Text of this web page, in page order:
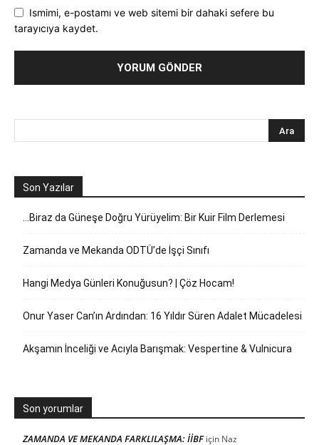
Ismimi, e-postamı ve web sitemi bir dahaki sefere bu
tarayıcıya kaydet.
Son Yazılar
…Biraz da Güneşe Doğru Yürüyelim: Bir Kuir Film Derlemesi
Zamanda ve Mekanda ODTÜ’de İşçi Sınıfı
Hangi Medya Günleri Konuğusun? | Çöz Hocam!
Onur Yaser Can’ın Ardından: 16 Yıldır Süren Adalet Mücadelesi
Akşamın İnceliği ve Acıyla Barışmak: Vespertine & Vulnicura
Son yorumlar
ZAMANDA VE MEKANDA FARKLILAŞMA: İİBFiçin Naz